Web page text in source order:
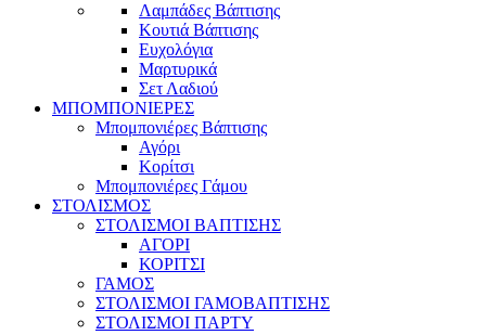
Λαμπάδες Βάπτισης
Κουτιά Βάπτισης
Ευχολόγια
Μαρτυρικά
Σετ Λαδιού
ΜΠΟΜΠΟΝΙΕΡΕΣ
Μπομπονιέρες Βάπτισης
Αγόρι
Κορίτσι
Μπομπονιέρες Γάμου
ΣΤΟΛΙΣΜΟΣ
ΣΤΟΛΙΣΜΟΙ ΒΑΠΤΙΣΗΣ
ΑΓΟΡΙ
ΚΟΡΙΤΣΙ
ΓΑΜΟΣ
ΣΤΟΛΙΣΜΟΙ ΓΑΜΟΒΑΠΤΙΣΗΣ
ΣΤΟΛΙΣΜΟΙ ΠΑΡΤΥ